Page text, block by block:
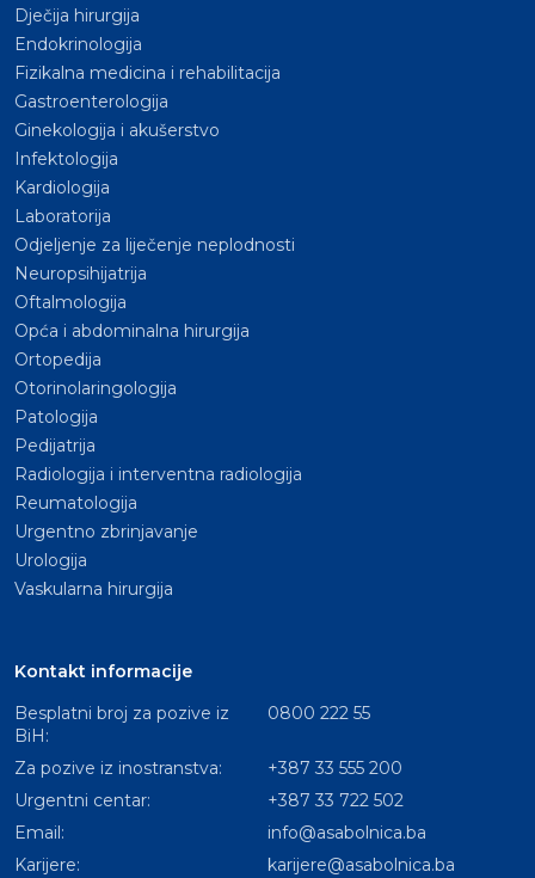
Dječija hirurgija
Endokrinologija
Fizikalna medicina i rehabilitacija
Gastroenterologija
Ginekologija i akušerstvo
Infektologija
Kardiologija
Laboratorija
Odjeljenje za liječenje neplodnosti
Neuropsihijatrija
Oftalmologija
Opća i abdominalna hirurgija
Ortopedija
Otorinolaringologija
Patologija
Pedijatrija
Radiologija i interventna radiologija
Reumatologija
Urgentno zbrinjavanje
Urologija
Vaskularna hirurgija
Kontakt informacije
Besplatni broj za pozive iz
BiH:
0800 222 55
Za pozive iz inostranstva:
+387 33 555 200
Urgentni centar:
+387 33 722 502
Email:
info@asabolnica.ba
Karijere:
karijere@asabolnica.ba